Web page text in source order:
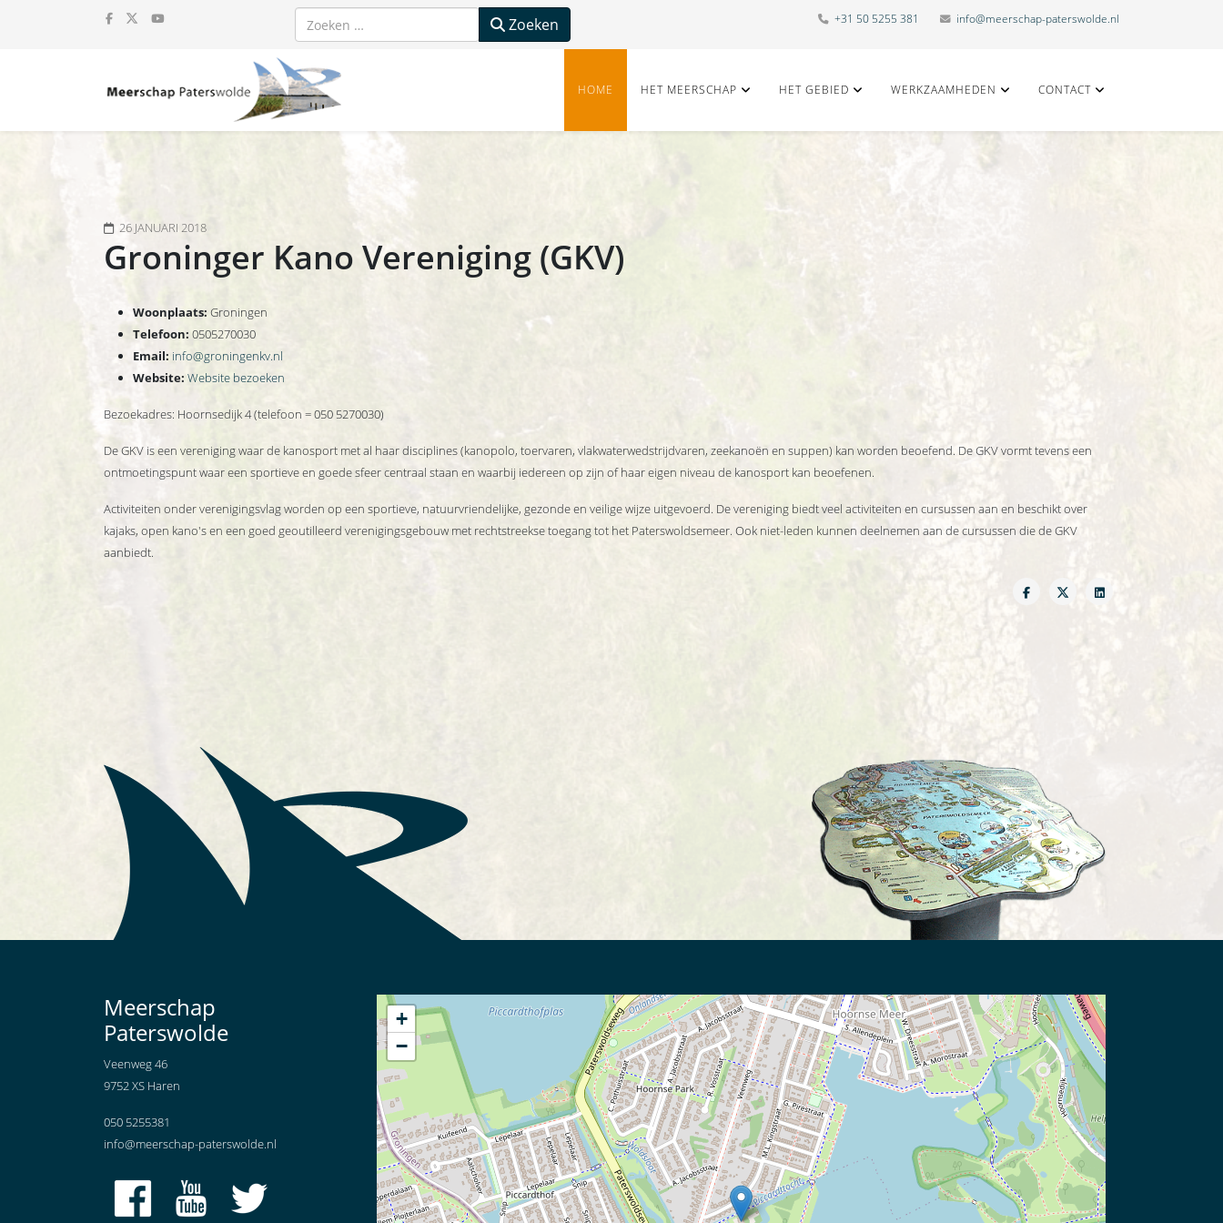
Zoeken Zoeken +31 50 5255 381 info@meerschap-paterswolde.nl
HOME HET MEERSCHAP HET GEBIED WERKZAAMHEDEN CONTACT
26 JANUARI 2018
Groninger Kano Vereniging (GKV)
Woonplaats: Groningen
Telefoon: 0505270030
Email: info@groningenkv.nl
Website: Website bezoeken
Bezoekadres: Hoornsedijk 4 (telefoon = 050 5270030)
De GKV is een vereniging waar de kanosport met al haar disciplines (kanopolo, toervaren, vlakwaterwedstrijdvaren, zeekanoën en suppen) kan worden beoefend. De GKV vormt tevens een
ontmoetingspunt waar een sportieve en goede sfeer centraal staan en waarbij iedereen op zijn of haar eigen niveau de kanosport kan beoefenen.
Activiteiten onder verenigingsvlag worden op een sportieve, natuurvriendelijke, gezonde en veilige wijze uitgevoerd. De vereniging biedt veel activiteiten en cursussen aan en beschikt over
kajaks, open kano's en een goed geoutilleerd verenigingsgebouw met rechtstreekse toegang tot het Paterswoldsemeer. Ook niet-leden kunnen deelnemen aan de cursussen die de GKV
aanbiedt.
Meerschap
Paterswolde
Veenweg 46
9752 XS Haren
050 5255381
info@meerschap-paterswolde.nl
+
−